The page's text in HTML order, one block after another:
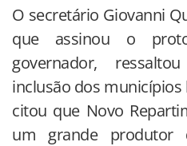
O secretário Giovanni
que assinou o
governador,
inclusão dos municípios
citou que Novo
um grande produtor